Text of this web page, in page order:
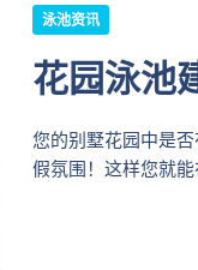
泳池资讯
花园泳池
您的别墅花园中是
假氛围！这样您就